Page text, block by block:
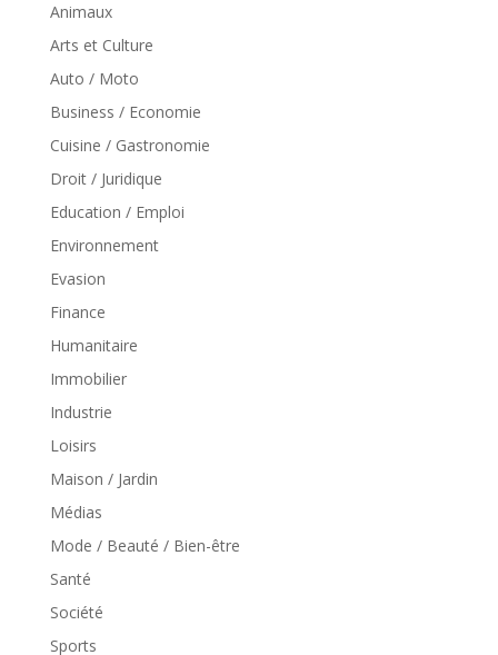
Animaux
Arts et Culture
Auto / Moto
Business / Economie
Cuisine / Gastronomie
Droit / Juridique
Education / Emploi
Environnement
Evasion
Finance
Humanitaire
Immobilier
Industrie
Loisirs
Maison / Jardin
Médias
Mode / Beauté / Bien-être
Santé
Société
Sports